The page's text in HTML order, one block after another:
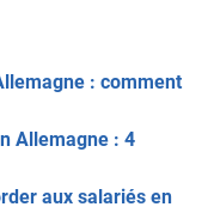
: comment
Allemagne : 4
aux salariés en